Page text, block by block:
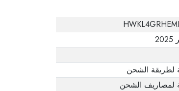
لطريقة الشحن
لمصاريف الشحن